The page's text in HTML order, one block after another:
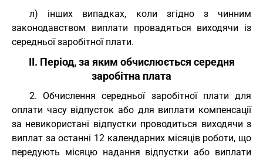
л) інших випадках, коли згідно з чинним
законодавством виплати провадяться виходячи із
середньої заробітної плати.
II. Період, за яким обчислюється середня
заробітна плата
2. Обчислення середньої заробітної плати для
оплати часу відпусток або для виплати компенсації
за невикористані відпустки проводиться виходячи з
виплат за останні 12 календарних місяців роботи, що
передують місяцю надання відпустки або виплати